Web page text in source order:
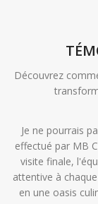
Découvrez
Je ne pourrais
effectué par MB
visite finale,
attentive à
en une oasis